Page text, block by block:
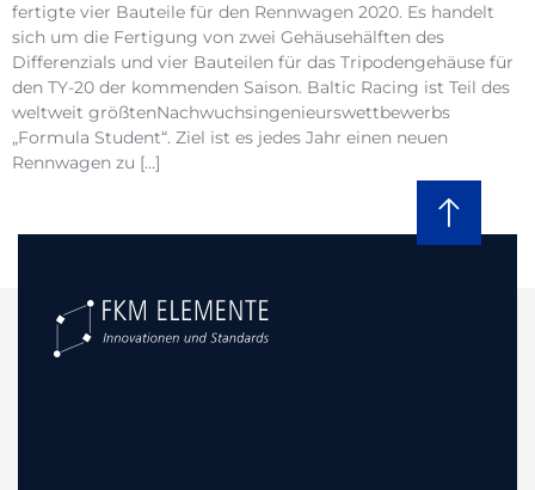
fertigte vier Bauteile für den Rennwagen 2020. Es handelt
sich um die Fertigung von zwei Gehäusehälften des
Differenzials und vier Bauteilen für das Tripodengehäuse für
den TY-20 der kommenden Saison. Baltic Racing ist Teil des
weltweit größtenNachwuchsingenieurswettbewerbs
„Formula Student“. Ziel ist es jedes Jahr einen neuen
Rennwagen zu […]